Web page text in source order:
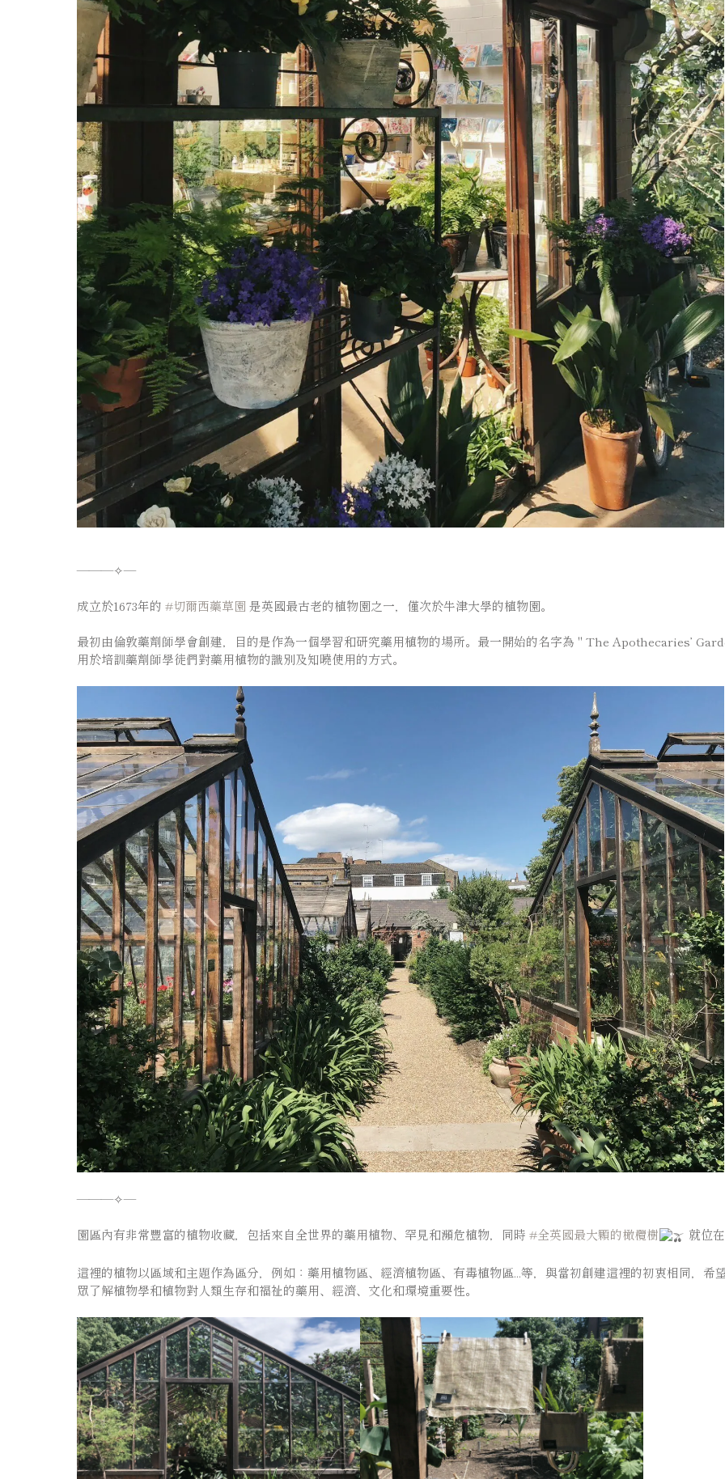
———✧—
成立於1673年的 #切爾西藥草園是英國最古老的植物園之一，僅次於牛津大學的植物園。
最初由倫敦藥劑師學會創建，目的是作為一個學習和研究藥用植物的場所。最一開始的名字為 " The Apothecaries’
用於培訓藥劑師學徒們對藥用植物的識別及知曉使用的方式。
———✧—
園區內有非常豐富的植物收藏，包括來自全世界的藥用植物、罕見和瀕危植物，同時 #全英國最大顆的橄欖樹
就位
這裡的植物以區域和主題作為區分，例如：藥用植物區、經濟植物區、有毒植物區...等，與當初創建這裡的初衷相同，希
眾了解植物學和植物對人類生存和福祉的藥用、經濟、文化和環境重要性。